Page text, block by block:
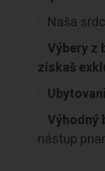
Naša
Výbery z
získaš
Výhodný
nástup